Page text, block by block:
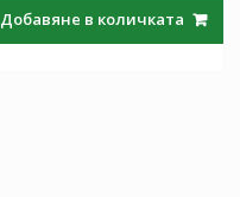
154.51 лв..89.97
Добавяне в количката